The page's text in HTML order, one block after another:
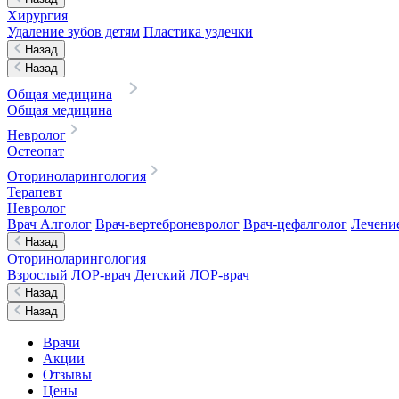
Хирургия
Удаление зубов детям Пластика уздечки
Назад
Назад
Общая медицина
Общая медицина
Невролог
Остеопат
Оториноларингология
Терапевт
Невролог
Врач Алголог Врач-вертеброневролог Врач-цефалголог
Назад
Оториноларингология
Взрослый ЛОР-врач Детский ЛОР-врач
Назад
Назад
Врачи
Акции
Отзывы
Цены